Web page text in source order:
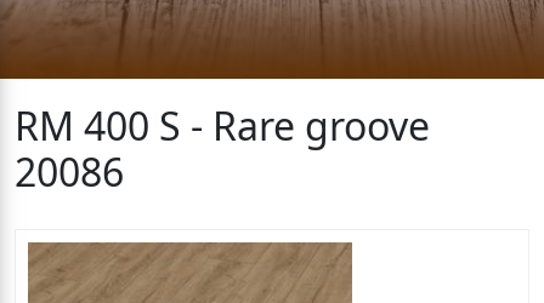
RM 400 S - Rare groove
20086